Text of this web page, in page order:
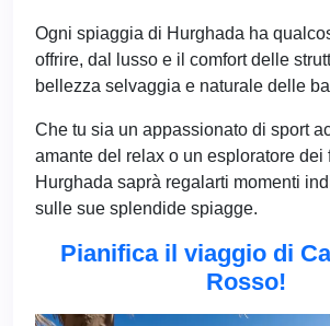
Ogni spiaggia di Hurghada ha
offrire, dal lusso e il comfort delle
bellezza selvaggia e naturale delle
Che tu sia un appassionato di sport
amante del relax o un esploratore dei
Hurghada saprà regalarti momenti
sulle sue splendide spiagge.
Pianifica il viaggio di
Rosso!